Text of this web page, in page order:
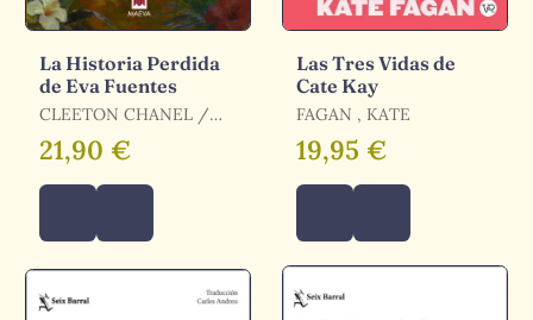
La Historia Perdida
de Eva Fuentes
CLEETON CHANEL /
CHANEL CLEETON
21,90 €
Las Tres Vidas de
Cate Kay
FAGAN , KATE
19,95 €